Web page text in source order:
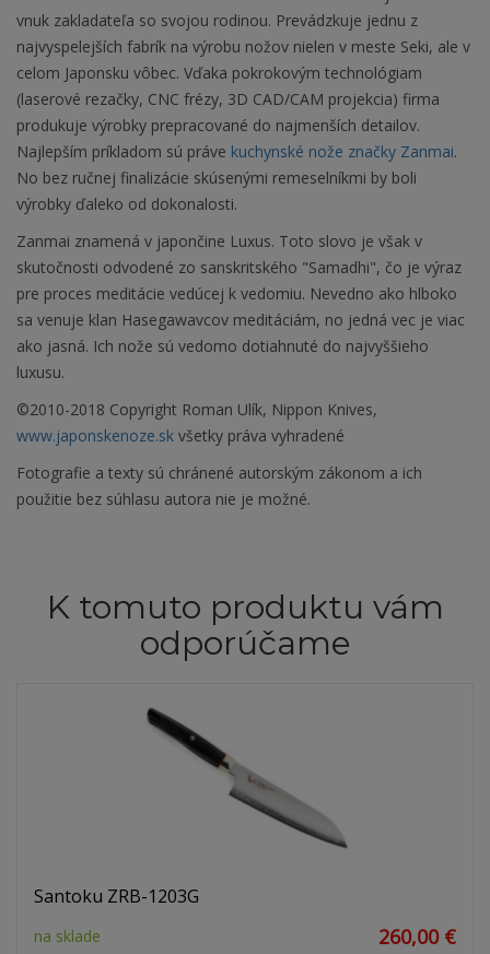
vnuk zakladateľa so svojou rodinou. Prevádzkuje jednu z
najvyspelejších fabrík na výrobu nožov nielen v meste Seki, ale v
celom Japonsku vôbec. Vďaka pokrokovým technológiam
(laserové rezačky, CNC frézy, 3D CAD/CAM projekcia) firma
produkuje výrobky prepracované do najmenších detailov.
Najlepším príkladom sú práve kuchynské nože značky Zanmai.
No bez ručnej finalizácie skúsenými remeselníkmi by boli
výrobky ďaleko od dokonalosti.
Zanmai znamená v japončine Luxus. Toto slovo je však v
skutočnosti odvodené zo sanskritského "Samadhi", čo je výraz
pre proces meditácie vedúcej k vedomiu. Nevedno ako hlboko
sa venuje klan Hasegawavcov meditáciám, no jedná vec je viac
ako jasná. Ich nože sú vedomo dotiahnuté do najvyššieho
luxusu.
©2010-2018 Copyright Roman Ulík, Nippon Knives,
www.japonskenoze.sk všetky práva vyhradené
Fotografie a texty sú chránené autorským zákonom a ich
použitie bez súhlasu autora nie je možné.
K tomuto produktu vám
odporúčame
Santoku ZRB-1203G
na sklade 260,00 €